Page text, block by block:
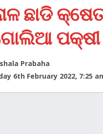
ଛାଡି
ପକ୍ଷୀ
Prabaha
6th February 2022, 7:25